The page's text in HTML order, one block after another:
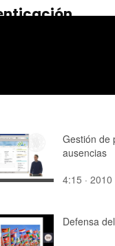
Gestión de
ausencias
4:15 · 2010
Defensa